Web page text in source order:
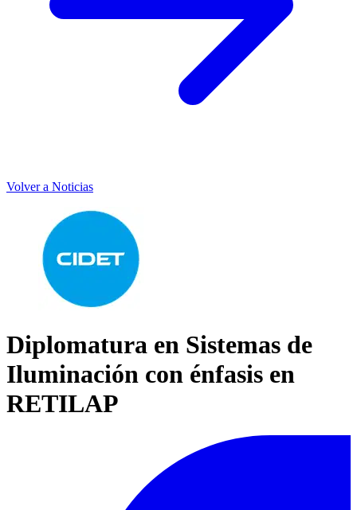
Volver a Noticias
Diplomatura en Sistemas de
Iluminación con énfasis en
RETILAP